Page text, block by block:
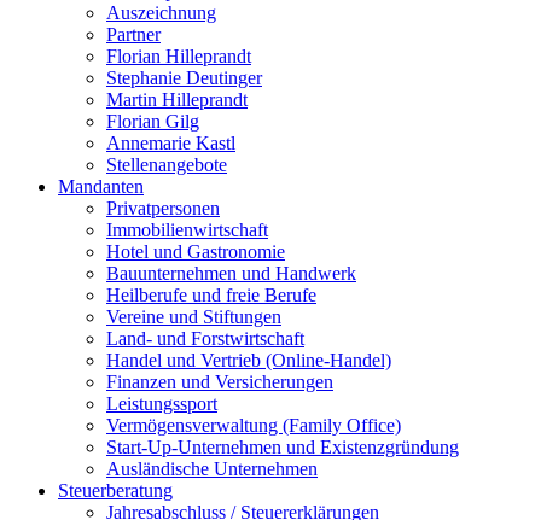
Auszeichnung
Partner
Florian Hilleprandt
Stephanie Deutinger
Martin Hilleprandt
Florian Gilg
Annemarie Kastl
Stellenangebote
Mandanten
Privatpersonen
Immobilienwirtschaft
Hotel und Gastronomie
Bauunternehmen und Handwerk
Heilberufe und freie Berufe
Vereine und Stiftungen
Land- und Forstwirtschaft
Handel und Vertrieb (Online-Handel)
Finanzen und Versicherungen
Leistungssport
Vermögensverwaltung (Family Office)
Start-Up-Unternehmen und Existenzgründung
Ausländische Unternehmen
Steuerberatung
Jahresabschluss / Steuererklärungen